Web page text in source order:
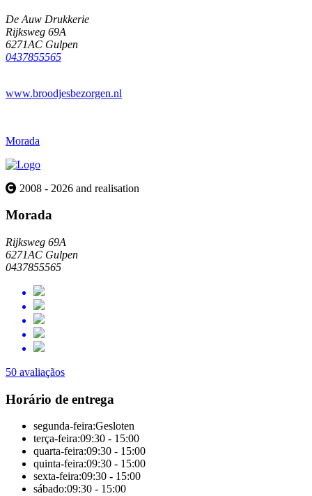
De Auw Drukkerie
Rijksweg 69A
6271AC Gulpen
0437855565
www.broodjesbezorgen.nl
Morada
2008 - 2026 and realisation
Morada
Rijksweg 69A
6271AC Gulpen
0437855565
50 avaliaçãos
Horário de entrega
segunda-feira:Gesloten
terça-feira:09:30 - 15:00
quarta-feira:09:30 - 15:00
quinta-feira:09:30 - 15:00
sexta-feira:09:30 - 15:00
sábado:09:30 - 15:00